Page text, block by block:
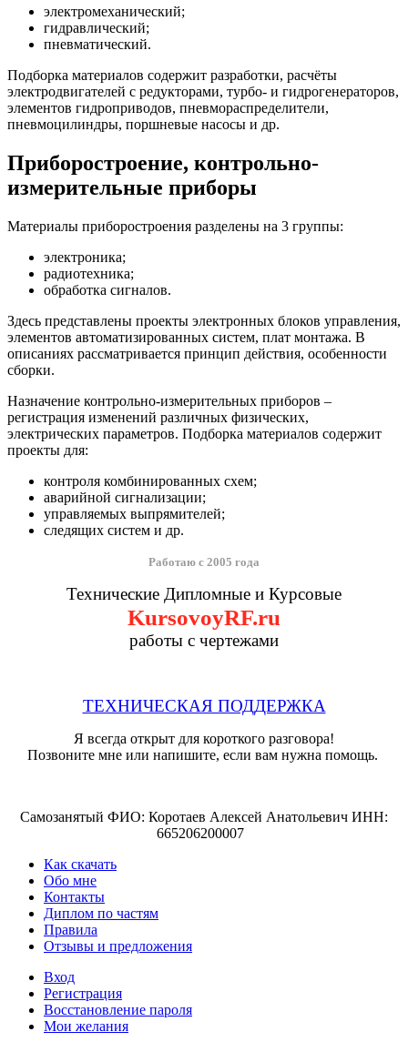
электромеханический;
гидравлический;
пневматический.
Подборка материалов содержит разработки, расчёты
электродвигателей с редукторами, турбо- и гидрогенераторов,
элементов гидроприводов, пневмораспределители,
пневмоцилиндры, поршневые насосы и др.
Приборостроение, контрольно-
измерительные приборы
Материалы приборостроения разделены на 3 группы:
электроника;
радиотехника;
обработка сигналов.
Здесь представлены проекты электронных блоков управления,
элементов автоматизированных систем, плат монтажа. В
описаниях рассматривается принцип действия, особенности
сборки.
Назначение контрольно-измерительных приборов –
регистрация изменений различных физических,
электрических параметров. Подборка материалов содержит
проекты для:
контроля комбинированных схем;
аварийной сигнализации;
управляемых выпрямителей;
следящих систем и др.
Работаю с 2005 года
Технические Дипломные и Курсовые
KursovoyRF.ru
работы с чертежами
ТЕХНИЧЕСКАЯ ПОДДЕРЖКА
Я всегда открыт для короткого разговора!
Позвоните мне или напишите, если вам нужна помощь.
Самозанятый ФИО: Коротаев Алексей Анатольевич ИНН:
665206200007
Как скачать
Обо мне
Контакты
Диплом по частям
Правила
Отзывы и предложения
Вход
Регистрация
Восстановление пароля
Мои желания